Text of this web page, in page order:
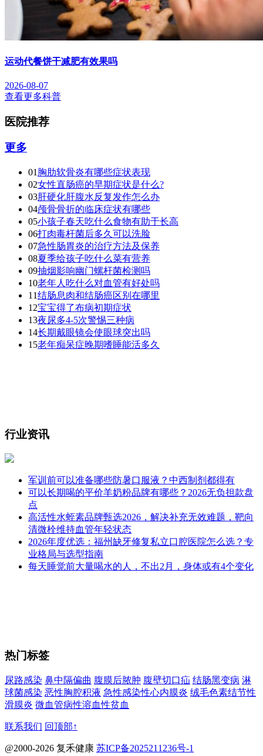
运动代餐饼干减肥有效果吗
2026-08-07
查看更多科普
医院推荐
更多
01 胸肋软骨炎有哪些症状表现
02女性直肠癌的早期症状是什么?
03肝硬化肝腹水反复发作怎么办
04颅骨骨折的临床症状有哪些
05小孩子春天吃什么食物有助于长高
06打肉毒杆菌后多久可以洗脸
07急性肠胃炎的治疗方法及保养
08夏季给孩子吃什么菜有营养
09抽烟影响幽门螺杆菌检测吗
10老年人吃什么对血管有好处吗
11结肠息肉和结肠癌区别在哪里
12宝宝得了布病初期症状
13夜尿多4-5次警惕三种病
14长期戴眼镜会使眼球突出吗
15老年痴呆症晚期嗜睡能活多久
行业资讯
军训前可以准备哪些防暑口服液？中西制剂都得有
可以长期喝的平价羊奶粉品牌有哪些？2026无负担款盘
点
高活性水蛭素品牌甄选2026，解决补充无效难题，靶向
清微栓维持血管年轻状态
2026年度优选：福州缺牙修复私立口腔医院怎么选？专
业格局与选型指南
每天睡觉前大量喝水的人，不出2月，身体或有4个变化
热门标签
尿路感染 鼻中隔偏曲 腹膜后脓肿 腹壁切口疝 结肠黑变病 淋
球菌感染 恶性胸腔积液 急性感染性心内膜炎 绒毛色素结节性
滑膜炎 微血管病性溶血性贫血
联系我们 回顶部↑
@2000-2026 复禾健康 苏ICP备2025211236号-1